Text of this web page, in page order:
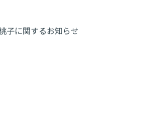
子に関するお知らせ